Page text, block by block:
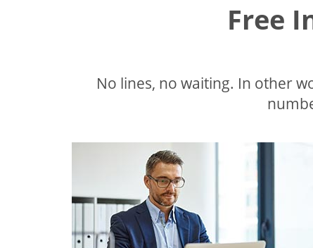
Free
No lines, no waiting. In other